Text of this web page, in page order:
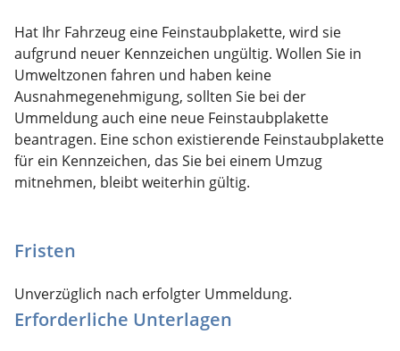
Hat Ihr Fahrzeug eine Feinstaubplakette, wird sie
aufgrund neuer Kennzeichen ungültig. Wollen Sie in
Umweltzonen fahren und haben keine
Ausnahmegenehmigung, sollten Sie bei der
Ummeldung auch eine neue Feinstaubplakette
beantragen. Eine schon existierende Feinstaubplakette
für ein Kennzeichen, das Sie bei einem Umzug
mitnehmen, bleibt weiterhin gültig.
Fristen
Unverzüglich nach erfolgter Ummeldung.
Erforderliche Unterlagen